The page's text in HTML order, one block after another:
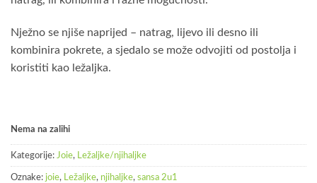
Nježno se njiše naprijed – natrag, lijevo ili desno ili
kombinira pokrete, a sjedalo se može odvojiti od postolja i
koristiti kao ležaljka.
Nema na zalihi
Kategorije: Joie, Ležaljke/njihaljke
Oznake: joie, Ležaljke, njihaljke, sansa 2u1